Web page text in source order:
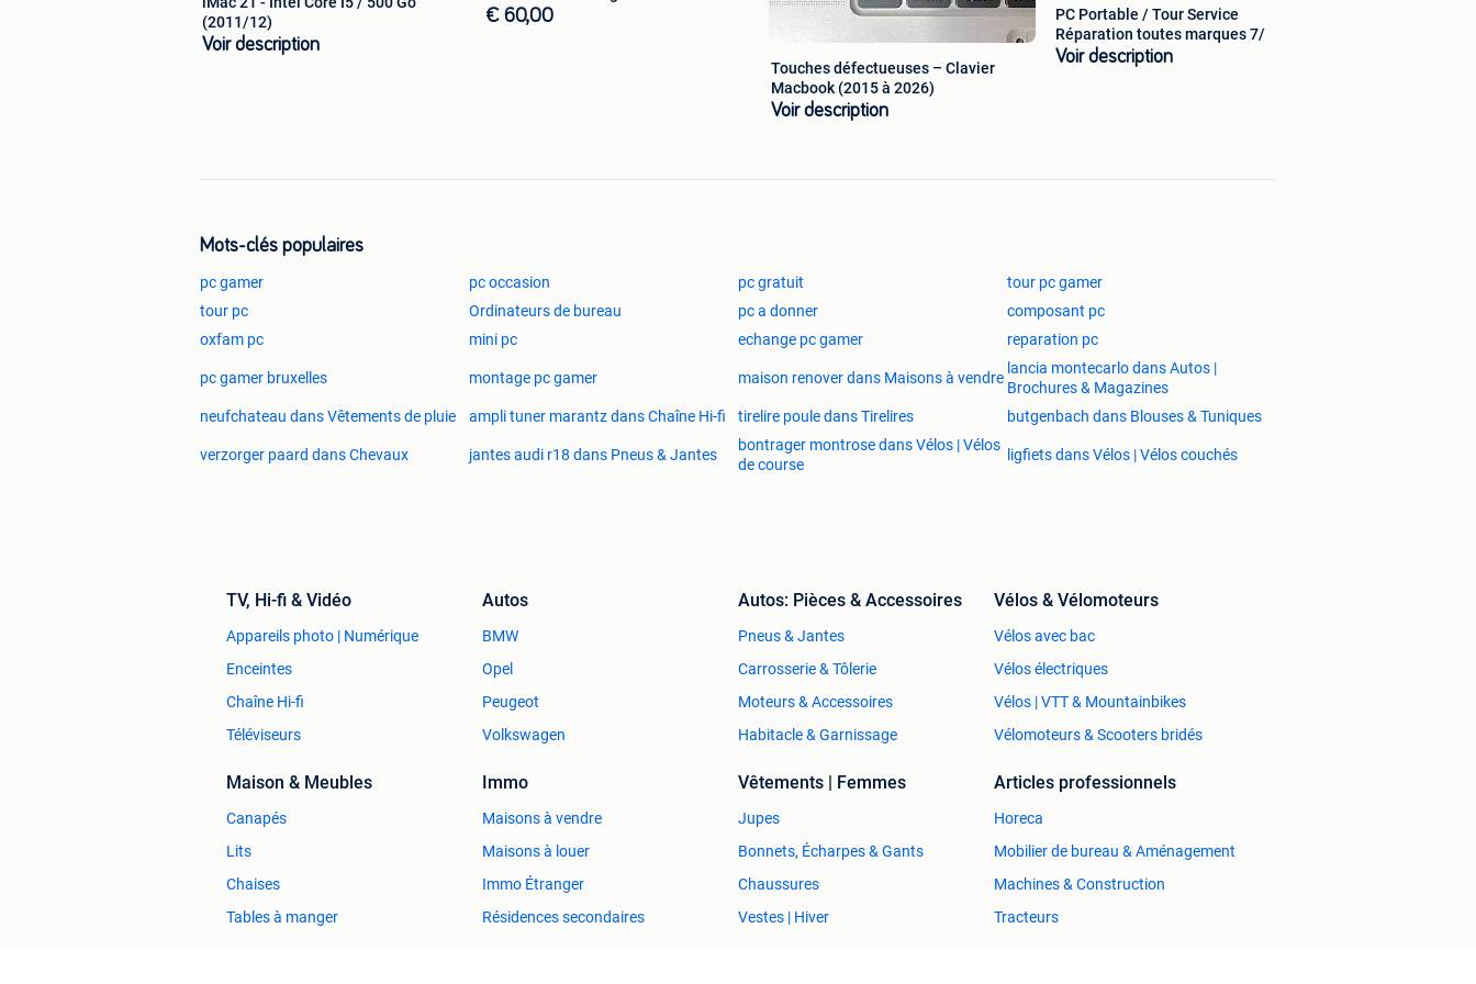
(2011/12)
Voir description
€ 60,00
Touches défectueuses – Clavier
Macbook (2015 à 2026)
Voir description
PC Portable / Tour Service
Réparation toutes marques 7/
Voir description
Mots-clés populaires
pc gamer pc occasion pc gratuit
tour pc gamer
tour pc
Ordinateurs de bureau pc a donner
composant pc
oxfam pc
mini pc echange pc gamer reparation pc
pc gamer bruxelles montage pc gamer maison renover dans Maisons à vendre
lancia montecarlo dans Autos |
Brochures & Magazines
neufchateau dans Vêtements de pluie
ampli tuner marantz dans Chaîne Hi-fi tirelire poule dans Tirelires butgenbach dans Blouses & Tuniques
verzorger paard dans Chevaux jantes audi r18 dans Pneus & Jantes
bontrager montrose dans Vélos | Vélos
de course
ligfiets dans Vélos | Vélos couchés
TV, Hi-fi & Vidéo
Appareils photo | Numérique
Enceintes
Chaîne Hi-fi
Téléviseurs
Autos
BMW
Opel
Peugeot
Volkswagen
Autos: Pièces & Accessoires
Pneus & Jantes
Carrosserie & Tôlerie
Moteurs & Accessoires
Habitacle & Garnissage
Vélos & Vélomoteurs
Vélos avec bac
Vélos électriques
Vélos | VTT & Mountainbikes
Vélomoteurs & Scooters bridés
Maison & Meubles
Canapés
Lits
Chaises
Tables à manger
Immo
Maisons à vendre
Maisons à louer
Immo Étranger
Résidences secondaires
Vêtements | Femmes
Jupes
Bonnets, Écharpes & Gants
Chaussures
Vestes | Hiver
Articles professionnels
Horeca
Mobilier de bureau & Aménagement
Machines & Construction
Tracteurs